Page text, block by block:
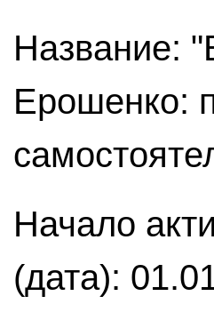
Название:
Ерошенко:
Начало
(дата):